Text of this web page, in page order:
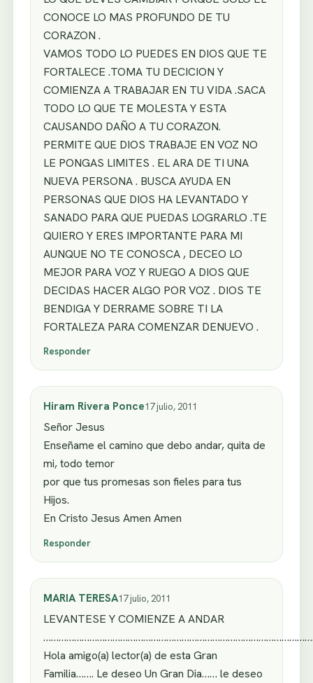
CONOCE LO MAS PROFUNDO DE TU
CORAZON .
VAMOS TODO LO PUEDES EN DIOS QUE TE
FORTALECE .TOMA TU DECICION Y
COMIENZA A TRABAJAR EN TU VIDA .SACA
TODO LO QUE TE MOLESTA Y ESTA
CAUSANDO DAÑO A TU CORAZON.
PERMITE QUE DIOS TRABAJE EN VOZ NO
LE PONGAS LIMITES . EL ARA DE TI UNA
NUEVA PERSONA . BUSCA AYUDA EN
PERSONAS QUE DIOS HA LEVANTADO Y
SANADO PARA QUE PUEDAS LOGRARLO .TE
QUIERO Y ERES IMPORTANTE PARA MI
AUNQUE NO TE CONOSCA , DECEO LO
MEJOR PARA VOZ Y RUEGO A DIOS QUE
DECIDAS HACER ALGO POR VOZ . DIOS TE
BENDIGA Y DERRAME SOBRE TI LA
FORTALEZA PARA COMENZAR DENUEVO .
Responder
Hiram Rivera Ponce17 julio, 2011
Señor Jesus
Enseñame el camino que debo andar, quita de
mi, todo temor
por que tus promesas son fieles para tus
Hijos.
En Cristo Jesus Amen Amen
Responder
MARIA TERESA17 julio, 2011
LEVANTESE Y COMIENZE A ANDAR
Hola amigo(a) lector(a) de esta Gran
Familia……. Le deseo Un Gran Dia…… le deseo